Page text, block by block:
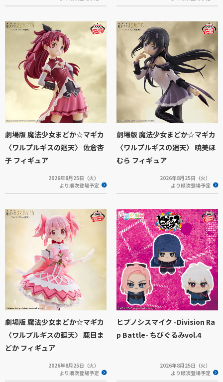
劇場版 魔法少女まどか☆マギカ
〈ワルプルギスの廻天〉 佐倉杏
子 フィギュア
2026年8月25日（火）
より順次登場予定
劇場版 魔法少女まどか☆マギカ
〈ワルプルギスの廻天〉 暁美ほ
むら フィギュア
2026年8月25日（火）
より順次登場予定
劇場版 魔法少女まどか☆マギカ
〈ワルプルギスの廻天〉 鹿目ま
どか フィギュア
2026年8月25日（火）
より順次登場予定
ヒプノシスマイク -Division Ra
p Battle- ちびぐるみvol.4
2026年8月25日（火）
より順次登場予定